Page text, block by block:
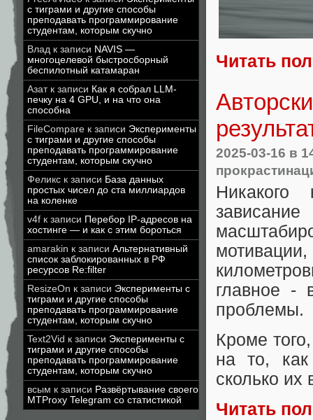
с тиграми и другие способы
преподавать программирование
студентам, которым скучно
Влад к записи NAVIS —
многоцелевой быстросборный
беспилотный катамаран
Азатк записи Как я собрал LLM-
печку на 4 GPU, и на что она
способна
FileCompare к записи Эксперименты
с тиграми и другие способы
преподавать программирование
студентам, которым скучно
Феликс к записи База данных
простых чисел до ста миллиардов
на коленке
v4f к записи Перебор IP-адресов на
хостинге — и как с этим бороться
amarakin к записи Альтернативный
список заблокированных в РФ
ресурсов Re:filter
ResizeOn к записи Эксперименты с
тиграми и другие способы
преподавать программирование
студентам, которым скучно
Text2Vid к записи Эксперименты с
тиграми и другие способы
преподавать программирование
студентам, которым скучно
всым к записи Развёртывание своего
MTProxy Telegram со статистикой
Читать
2025-03-16 в
Никакого
главное -
проблемы.
Кроме
на то,
сколько их
Читать